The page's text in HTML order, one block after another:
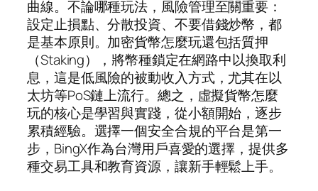
曲線。不論哪種玩法，風險管理至關重要：
設定止損點、分散投資、不要借錢炒幣，都
是基本原則。加密貨幣怎麼玩還包括質押
（Staking），將幣種鎖定在網路中以換取利
息，這是低風險的被動收入方式，尤其在以
太坊等PoS鏈上流行。總之，虛擬貨幣怎麼
玩的核心是學習與實踐，從小額開始，逐步
累積經驗。選擇一個安全合規的平台是第一
步，BingX作為台灣用戶喜愛的選擇，提供多
種交易工具和教育資源，讓新手輕鬆上手。